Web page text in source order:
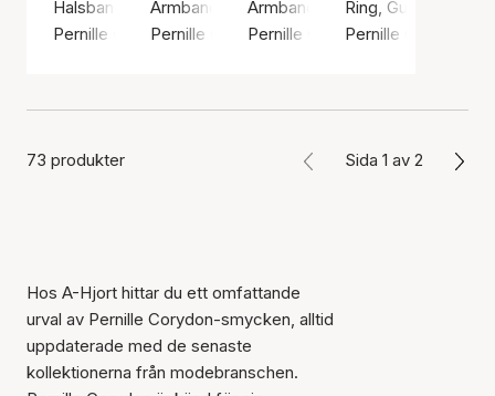
Halsband, Guldfärg / Guldpläterat sterlingsilver 925
Pernille Corydon
Armband, Silverfärg / Silver sterling 925
Pernille Corydon
Armband, Silverfärg / Silver
Pernille Corydon
Ring, Guldfärg /
Pernille Corydon
73 produkter Sida 1 av 2
Hos A-Hjort hittar du ett omfattande
urval av Pernille Corydon-smycken, alltid
uppdaterade med de senaste
kollektionerna från modebranschen.